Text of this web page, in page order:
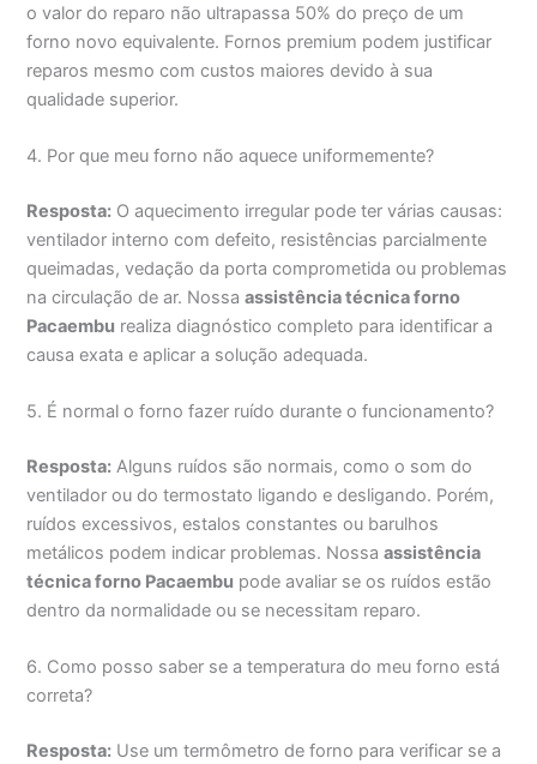
o valor do reparo não ultrapassa 50% do preço de um
forno novo equivalente. Fornos premium podem justificar
reparos mesmo com custos maiores devido à sua
qualidade superior.
4. Por que meu forno não aquece uniformemente?
Resposta: O aquecimento irregular pode ter várias causas:
ventilador interno com defeito, resistências parcialmente
queimadas, vedação da porta comprometida ou problemas
na circulação de ar. Nossaassistência técnica forno
Pacaembu realiza diagnóstico completo para identificar a
causa exata e aplicar a solução adequada.
5. É normal o forno fazer ruído durante o funcionamento?
Resposta: Alguns ruídos são normais, como o som do
ventilador ou do termostato ligando e desligando. Porém,
ruídos excessivos, estalos constantes ou barulhos
metálicos podem indicar problemas. Nossaassistência
técnica forno Pacaembu pode avaliar se os ruídos estão
dentro da normalidade ou se necessitam reparo.
6. Como posso saber se a temperatura do meu forno está
correta?
Resposta: Use um termômetro de forno para verificar se a